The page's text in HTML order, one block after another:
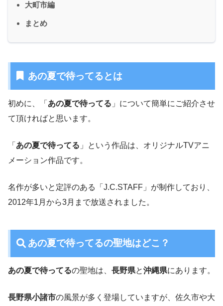
大町市編
まとめ
あの夏で待ってるとは
初めに、「 あの夏で待ってる 」について簡単にご紹介させ
て頂ければと思います。
「 あの夏で待ってる 」という作品は、オリジナルTVアニ
メーション作品です。
名作が多いと定評のある「J.C.STAFF」が制作しており、
2012年1月から3月まで放送されました。
あの夏で待ってるの聖地はどこ？
あの夏で待ってるの聖地は、 長野県と沖縄県にあります。
長野県小諸市の風景が多く登場していますが、佐久市や大